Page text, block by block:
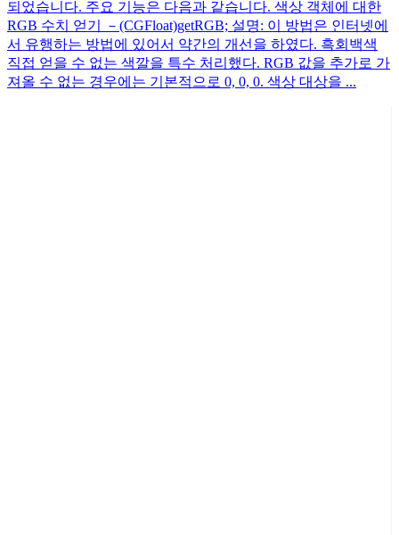
되었습니다. 주요 기능은 다음과 같습니다. 색상 객체에 대한
RGB 수치 얻기 －(CGFloat)getRGB; 설명: 이 방법은 인터넷에
서 유행하는 방법에 있어서 약간의 개선을 하였다. 흑회백색
직접 얻을 수 없는 색깔을 특수 처리했다. RGB 값을 추가로 가
져올 수 없는 경우에는 기본적으로 0, 0, 0. 색상 대상을 ...